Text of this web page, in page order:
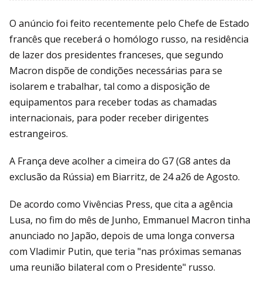
O anúncio foi feito recentemente pelo Chefe de Estado
francês que receberá o homólogo russo, na residência
de lazer dos presidentes franceses, que segundo
Macron dispõe de condições necessárias para se
isolarem e trabalhar, tal como a disposição de
equipamentos para receber todas as chamadas
internacionais, para poder receber dirigentes
estrangeiros.
A França deve acolher a cimeira do G7 (G8 antes da
exclusão da Rússia) em Biarritz, de 24 a26 de Agosto.
De acordo como Vivências Press, que cita a agência
Lusa, no fim do mês de Junho, Emmanuel Macron tinha
anunciado no Japão, depois de uma longa conversa
com Vladimir Putin, que teria "nas próximas semanas
uma reunião bilateral com o Presidente" russo.